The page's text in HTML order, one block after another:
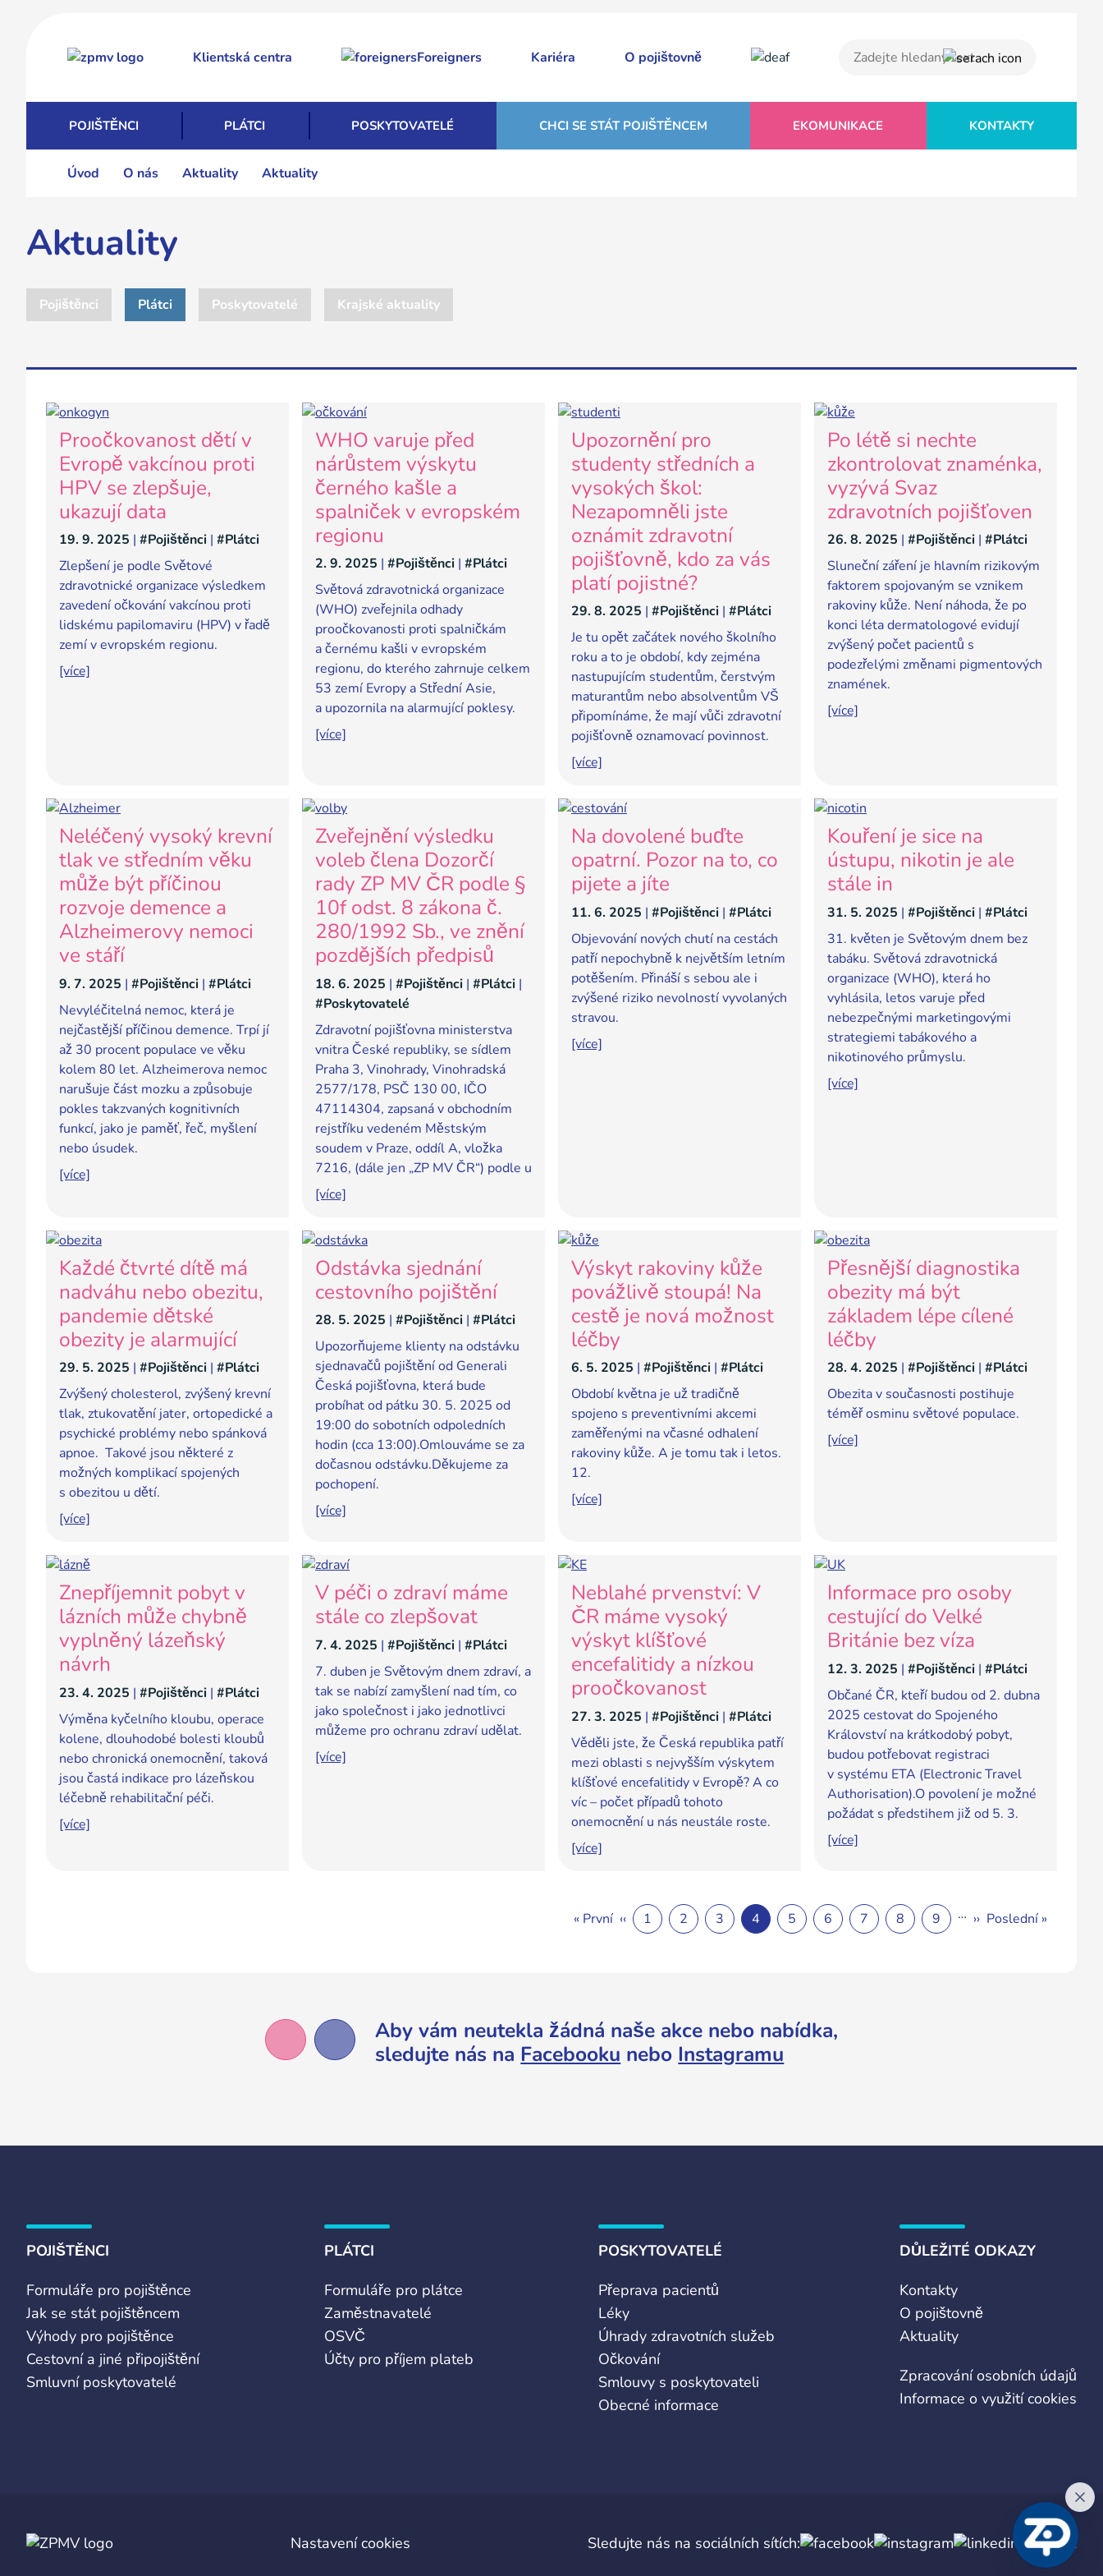
Klientská centra Foreigners Kariéra O pojištovně
POJIŠTĚNCI PLÁTCI POSKYTOVATELÉ CHCI SE STÁT POJIŠTĚNCEM EKOMUNIKACE KONTAKTY
Úvod O nás Aktuality Aktuality
Aktuality
Pojištěnci Plátci Poskytovatelé Krajské aktuality
Proočkovanost dětí v
Evropě vakcínou proti
HPV se zlepšuje,
ukazují data
19. 9. 2025 | #Pojištěnci | #Plátci
Zlepšení je podle Světové
zdravotnické organizace výsledkem
zavedení očkování vakcínou proti
lidskému papilomaviru (HPV) v řadě
zemí v evropském regionu.
[více]
WHO varuje před
nárůstem výskytu
černého kašle a
spalniček v evropském
regionu
2. 9. 2025 | #Pojištěnci | #Plátci
Světová zdravotnická organizace
(WHO) zveřejnila odhady
proočkovanosti proti spalničkám
a černému kašli v evropském
regionu, do kterého zahrnuje celkem
53 zemí Evropy a Střední Asie,
a upozornila na alarmující poklesy.
[více]
Upozornění pro
studenty středních a
vysokých škol:
Nezapomněli jste
oznámit zdravotní
pojišťovně, kdo za vás
platí pojistné?
29. 8. 2025 | #Pojištěnci | #Plátci
Je tu opět začátek nového školního
roku a to je období, kdy zejména
nastupujícím studentům, čerstvým
maturantům nebo absolventům VŠ
připomínáme, že mají vůči zdravotní
pojišťovně oznamovací povinnost.
[více]
Po létě si nechte
zkontrolovat znaménka,
vyzývá Svaz
zdravotních pojišťoven
26. 8. 2025 | #Pojištěnci | #Plátci
Sluneční záření je hlavním rizikovým
faktorem spojovaným se vznikem
rakoviny kůže. Není náhoda, že po
konci léta dermatologové evidují
zvýšený počet pacientů s
podezřelými změnami pigmentových
znamének.
[více]
Neléčený vysoký krevní
tlak ve středním věku
může být příčinou
rozvoje demence a
Alzheimerovy nemoci
ve stáří
9. 7. 2025 | #Pojištěnci | #Plátci
Nevyléčitelná nemoc, která je
nejčastější příčinou demence. Trpí jí
až 30 procent populace ve věku
kolem 80 let. Alzheimerova nemoc
narušuje část mozku a způsobuje
pokles takzvaných kognitivních
funkcí, jako je paměť, řeč, myšlení
nebo úsudek.
[více]
Zveřejnění výsledku
voleb člena Dozorčí
rady ZP MV ČR podle §
10f odst. 8 zákona č.
280/1992 Sb., ve znění
pozdějších předpisů
18. 6. 2025 | #Pojištěnci | #Plátci |
#Poskytovatelé
Zdravotní pojišťovna ministerstva
vnitra České republiky, se sídlem
Praha 3, Vinohrady, Vinohradská
2577/178, PSČ 130 00, IČO
47114304, zapsaná v obchodním
rejstříku vedeném Městským
soudem v Praze, oddíl A, vložka
7216, (dále jen „ZP MV ČR“) podle u
[více]
Na dovolené buďte
opatrní. Pozor na to, co
pijete a jíte
11. 6. 2025 | #Pojištěnci | #Plátci
Objevování nových chutí na cestách
patří nepochybně k největším letním
potěšením. Přináší s sebou ale i
zvýšené riziko nevolností vyvolaných
stravou.
[více]
Kouření je sice na
ústupu, nikotin je ale
stále in
31. 5. 2025 | #Pojištěnci | #Plátci
31. květen je Světovým dnem bez
tabáku. Světová zdravotnická
organizace (WHO), která ho
vyhlásila, letos varuje před
nebezpečnými marketingovými
strategiemi tabákového a
nikotinového průmyslu.
[více]
Každé čtvrté dítě má
nadváhu nebo obezitu,
pandemie dětské
obezity je alarmující
29. 5. 2025 | #Pojištěnci | #Plátci
Zvýšený cholesterol, zvýšený krevní
tlak, ztukovatění jater, ortopedické a
psychické problémy nebo spánková
apnoe. Takové jsou některé z
možných komplikací spojených
s obezitou u dětí.
[více]
Odstávka sjednání
cestovního pojištění
28. 5. 2025 | #Pojištěnci | #Plátci
Upozorňujeme klienty na odstávku
sjednavačů pojištění od Generali
Česká pojišťovna, která bude
probíhat od pátku 30. 5. 2025 od
19:00 do sobotních odpoledních
hodin (cca 13:00).Omlouváme se za
dočasnou odstávku.Děkujeme za
pochopení.
[více]
Výskyt rakoviny kůže
povážlivě stoupá! Na
cestě je nová možnost
léčby
6. 5. 2025 | #Pojištěnci | #Plátci
Období května je už tradičně
spojeno s preventivními akcemi
zaměřenými na včasné odhalení
rakoviny kůže. A je tomu tak i letos.
12.
[více]
Přesnější diagnostika
obezity má být
základem lépe cílené
léčby
28. 4. 2025 | #Pojištěnci | #Plátci
Obezita v současnosti postihuje
téměř osminu světové populace.
[více]
Znepříjemnit pobyt v
lázních může chybně
vyplněný lázeňský
návrh
23. 4. 2025 | #Pojištěnci | #Plátci
Výměna kyčelního kloubu, operace
kolene, dlouhodobé bolesti kloubů
nebo chronická onemocnění, taková
jsou častá indikace pro lázeňskou
léčebně rehabilitační péči.
[více]
V péči o zdraví máme
stále co zlepšovat
7. 4. 2025 | #Pojištěnci | #Plátci
7. duben je Světovým dnem zdraví, a
tak se nabízí zamyšlení nad tím, co
jako společnost i jako jednotlivci
můžeme pro ochranu zdraví udělat.
[více]
Neblahé prvenství: V
ČR máme vysoký
výskyt klíšťové
encefalitidy a nízkou
proočkovanost
27. 3. 2025 | #Pojištěnci | #Plátci
Věděli jste, že Česká republika patří
mezi oblasti s nejvyšším výskytem
klíšťové encefalitidy v Evropě? A co
víc – počet případů tohoto
onemocnění u nás neustále roste.
[více]
Informace pro osoby
cestující do Velké
Británie bez víza
12. 3. 2025 | #Pojištěnci | #Plátci
Občané ČR, kteří budou od 2. dubna
2025 cestovat do Spojeného
Království na krátkodobý pobyt,
budou potřebovat registraci
v systému ETA (Electronic Travel
Authorisation).O povolení je možné
požádat s předstihem již od 5. 3.
[více]
« První ‹‹ 1 2 3 4 5 6 7 8 9 … ›› Poslední »
Aby vám neutekla žádná naše akce nebo nabídka,
sledujte nás na Facebooku nebo Instagramu
POJIŠTĚNCI
Formuláře pro pojištěnce
Jak se stát pojištěncem
Výhody pro pojištěnce
Cestovní a jiné připojištění
Smluvní poskytovatelé
PLÁTCI
Formuláře pro plátce
Zaměstnavatelé
OSVČ
Účty pro příjem plateb
POSKYTOVATELÉ
Přeprava pacientů
Léky
Úhrady zdravotních služeb
Očkování
Smlouvy s poskytovateli
Obecné informace
DŮLEŽITÉ ODKAZY
Kontakty
O pojištovně
Aktuality
Zpracování osobních údajů
Informace o využití cookies
Nastavení cookies Sledujte nás na sociálních sítích: